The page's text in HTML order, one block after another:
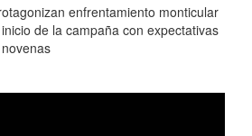
enfrentamiento monticular
de la campaña con expectativas